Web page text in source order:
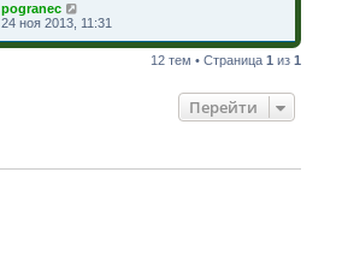
pogranec
24 ноя 2013, 11:31
12 тем • Страница1 из1
Перейти